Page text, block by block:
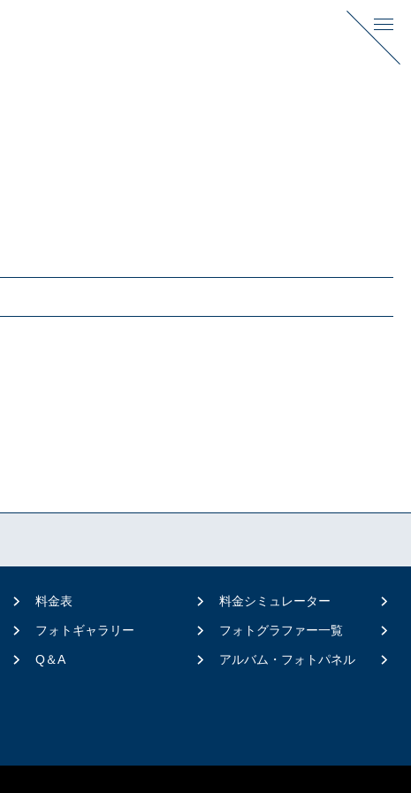
料金表 料金シミュレーター
フォトギャラリー フォトグラファー一覧
Q＆A アルバム・フォトパネル